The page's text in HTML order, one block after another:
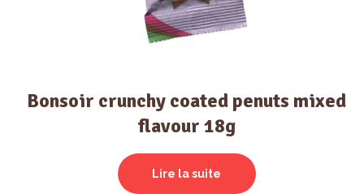
Bonsoir crunchy coated penuts mixed
flavour 18g
Lire la suite